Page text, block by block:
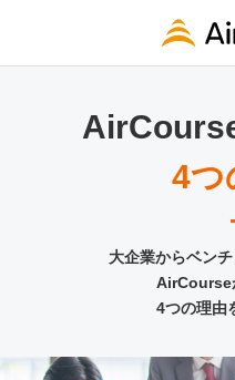
4つ
大企業からベンチ
AirCourse
4つの理由